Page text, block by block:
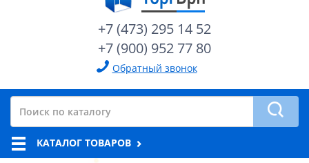
+7 (473) 295 14 52
+7 (900) 952 77 80
Обратный звонок
КАТАЛОГ ТОВАРОВ